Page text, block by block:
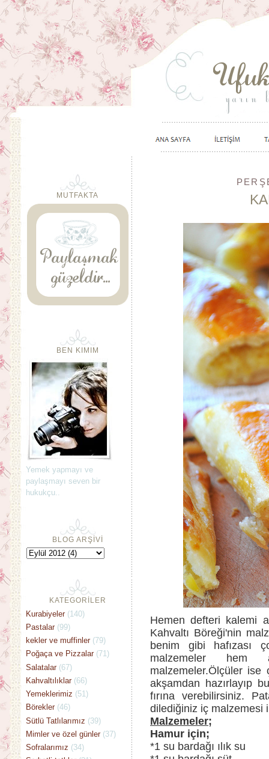
Hemen defteri kalemi
Kahvaltı Böreği'nin
benim gibi hafızası
malzemeler
malzemeler.Ölçüler ise
akşamdan hazırlayıp
fırına verebilirsiniz.
dilediğiniz iç malzemesi
Malzemeler;
Hamur için;
*1 su bardağı ılık su
MUTFAKTA
BEN KIMIM
Yemek yapmayı ve
paylaşmayı seven bir
hukukçu..
BLOG ARŞİVİ
KATEGORİLER
Kurabiyeler (140)
Pastalar (99)
kekler ve muffinler (79)
Poğaça ve Pizzalar (71)
Salatalar (67)
Kahvaltılıklar (66)
Yemeklerimiz (51)
Börekler (46)
Sütlü Tatlılarımız (39)
Mimler ve özel günler (37)
Sofralarımız (34)